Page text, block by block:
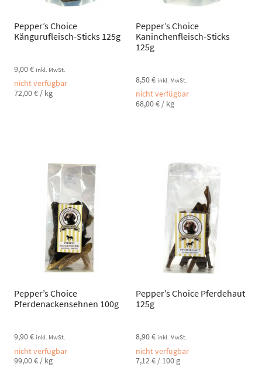
Pepper’s Choice
Kängurufleisch-Sticks 125g
9,00€ inkl. MwSt.
nicht verfügbar
72,00€ / kg
Pepper’s Choice
Kaninchenfleisch-Sticks
125g
8,50€ inkl. MwSt.
nicht verfügbar
68,00€ / kg
Pepper’s Choice
Pferdenackensehnen 100g
9,90€ inkl. MwSt.
nicht verfügbar
99,00€ / kg
Pepper’s Choice Pferdehaut
125g
8,90€ inkl. MwSt.
nicht verfügbar
7,12€ / 100 g